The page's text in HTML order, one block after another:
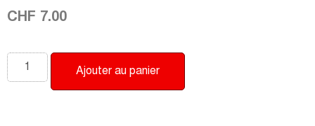
CHF 7.00
Ajouter au panier